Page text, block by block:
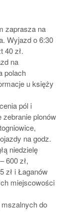
zaprasza na
Wyjazd o 6:30
40 zł.
na
polach
u księży
pól i
zebranie plonów
na godz.
niedzielę
600 zł,
zł i Łaganów
miejscowości
mszalnych do